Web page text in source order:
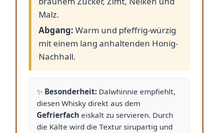
Malz.
Abgang: Warm und pfeffrig-würzig
mit einem lang anhaltenden Honig-
Nachhall.
✨ Besonderheit: Dalwhinnie empfiehlt,
diesen Whisky direkt aus dem
Gefrierfach eiskalt zu servieren. Durch
die Kälte wird die Textur sirupartig und